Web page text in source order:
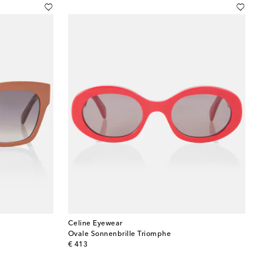
Celine Eyewear
Ovale Sonnenbrille Triomphe
€ 413
original price